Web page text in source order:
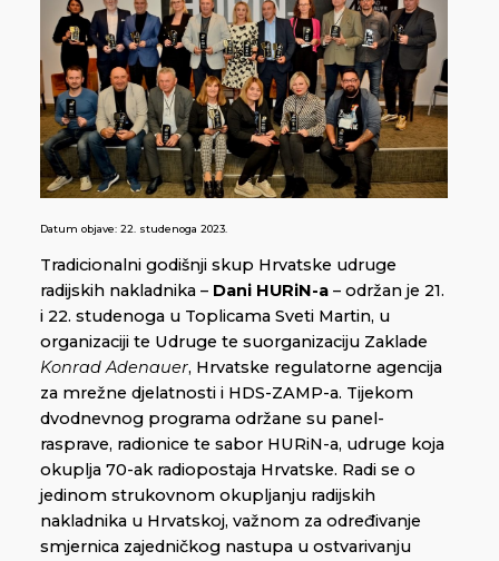
Datum objave: 22. studenoga 2023.
Tradicionalni godišnji skup Hrvatske udruge
radijskih nakladnika – Dani HURiN-a – održan je 21.
i 22. studenoga u Toplicama Sveti Martin, u
organizaciji te Udruge te suorganizaciju Zaklade
Konrad Adenauer, Hrvatske regulatorne agencija
za mrežne djelatnosti i HDS-ZAMP-a. Tijekom
dvodnevnog programa održane su panel-
rasprave, radionice te sabor HURiN-a, udruge koja
okuplja 70-ak radiopostaja Hrvatske. Radi se o
jedinom strukovnom okupljanju radijskih
nakladnika u Hrvatskoj, važnom za određivanje
smjernica zajedničkog nastupa u ostvarivanju